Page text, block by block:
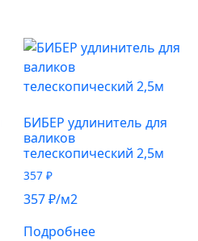
БИБЕР удлинитель для
валиков
телескопический 2,5м
357₽
357₽/м2
Подробнее